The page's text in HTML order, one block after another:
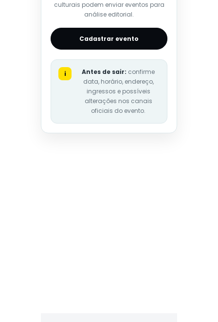
culturais podem enviar eventos para
análise editorial.
Cadastrar evento
i Antes de sair: confirme
data, horário, endereço,
ingressos e possíveis
alterações nos canais
oficiais do evento.